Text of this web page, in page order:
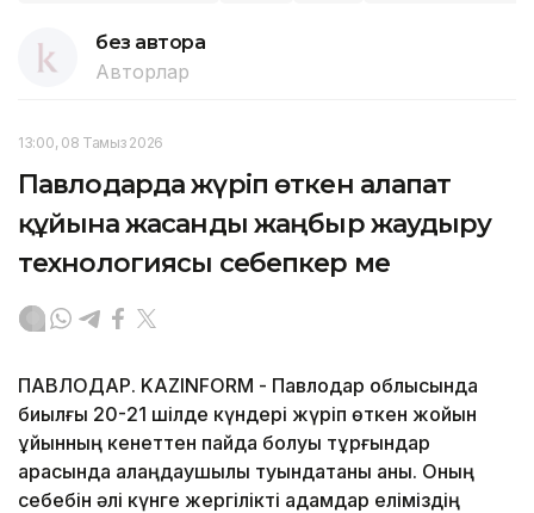
без автора
Авторлар
13:00, 08 Тамыз 2026
Павлодарда жүріп өткен алапат
құйынға жасанды жаңбыр жаудыру
технологиясы себепкер ме
ПАВЛОДАР. KAZINFORM - Павлодар облысында
биылғы 20-21 шілде күндері жүріп өткен жойқын
құйынның кенеттен пайда болуы тұрғындар
арасында алаңдаушылық туындатқаны анық. Оның
себебін әлі күнге жергілікті адамдар еліміздің